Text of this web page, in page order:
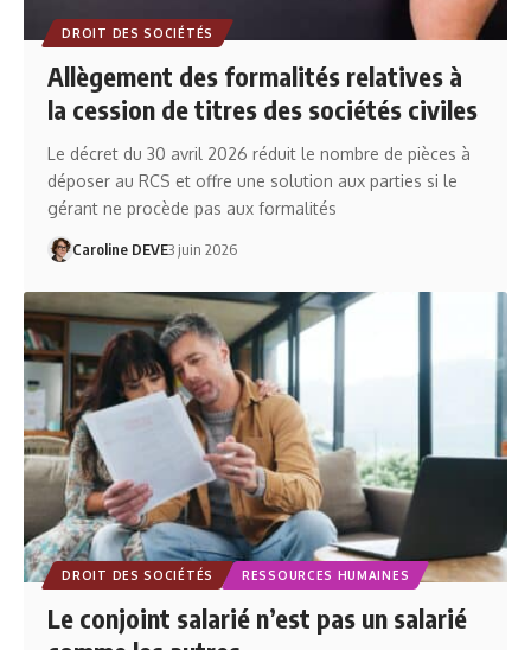
DROIT DES SOCIÉTÉS
Allègement des formalités relatives à
la cession de titres des sociétés civiles
Le décret du 30 avril 2026 réduit le nombre de pièces à
déposer au RCS et offre une solution aux parties si le
gérant ne procède pas aux formalités
Caroline DEVE3 juin 2026
DROIT DES SOCIÉTÉS RESSOURCES HUMAINES
Le conjoint salarié n’est pas un salarié